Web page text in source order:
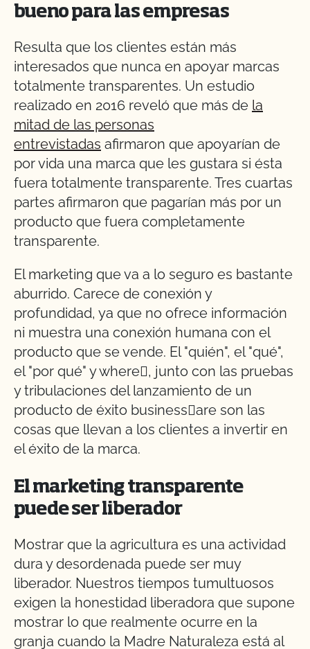
bueno para las empresas
Resulta que los clientes están más
interesados que nunca en apoyar marcas
totalmente transparentes. Un estudio
realizado en 2016 reveló que más de la
mitad de las personas
entrevistadas afirmaron que apoyarían de
por vida una marca que les gustara si ésta
fuera totalmente transparente. Tres cuartas
partes afirmaron que pagarían más por un
producto que fuera completamente
transparente.
El marketing que va a lo seguro es bastante
aburrido. Carece de conexión y
profundidad, ya que no ofrece información
ni muestra una conexión humana con el
producto que se vende. El "quién", el "qué",
el "por qué" y where, junto con las pruebas
y tribulaciones del lanzamiento de un
producto de éxito businessare son las
cosas que llevan a los clientes a invertir en
el éxito de la marca.
El marketing transparente
puede ser liberador
Mostrar que la agricultura es una actividad
dura y desordenada puede ser muy
liberador. Nuestros tiempos tumultuosos
exigen la honestidad liberadora que supone
mostrar lo que realmente ocurre en la
granja cuando la Madre Naturaleza está al